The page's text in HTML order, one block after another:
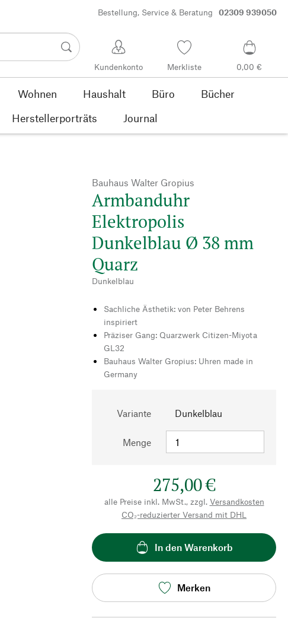
Bestellung, Service & Beratung 02309 939050
Kundenkonto Merkliste 0,00 €
Wohnen Haushalt Büro
Bücher
Herstellerporträts Journal
Bauhaus Walter Gropius
Armbanduhr
Elektropolis
Dunkelblau Ø 38 mm
Quarz
Dunkelblau
Sachliche Ästhetik: von Peter Behrens
inspiriert
Präziser Gang: Quarzwerk Citizen-Miyota
GL32
Bauhaus Walter Gropius: Uhren made in
Germany
Variante Dunkelblau
Menge
275,00 €
alle Preise inkl. MwSt., zzgl. Versandkosten
CO₂-reduzierter Versand mit DHL
In den Warenkorb
Merken